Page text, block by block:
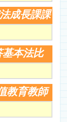
成長課課
本法比
教育教師